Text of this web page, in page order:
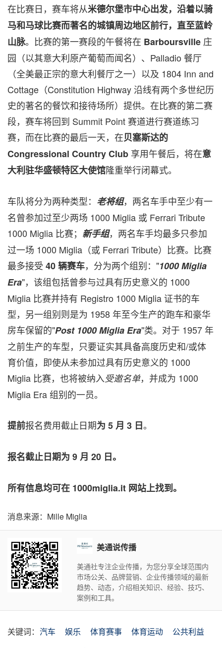
在比赛日，赛车将从米德尔堡市中心出发，沿着以骑
马和马球比赛而著名的城镇周边地区前行，直至蓝岭
山脉。比赛的第一赛段的午餐将在 Barboursville 庄
园（以其意大利原产葡萄而闻名）、Palladio 餐厅
（全美最正宗的意大利餐厅之一）以及 1804 Inn and
Cottage（Constitution Highway 沿线有两个多世纪历
史的著名的餐饮和接待场所）提供。在比赛的第二赛
段，赛车将回到 Summit Point 赛道进行赛道练习
赛，而在比赛的最后一天，在贝塞斯达的
Congressional Country Club 享用午餐后，将在意
大利驻华盛顿特区大使馆隆重举行闭幕式。
车队将分为两种类型： 老将组，两名车手中至少有一
名曾参加过至少两场 1000 Miglia 或 Ferrari Tribute
1000 Miglia 比赛； 新手组，两名车手均最多只参加
过一场 1000 Miglia（或 Ferrari Tribute）比赛。比赛
最多接受 40辆赛车，分为两个组别："1000 Miglia
Era"，该组包括曾参与过具有历史意义的 1000
Miglia 比赛并持有 Registro 1000 Miglia 证书的车
型，另一组别则是为 1958 年至今生产的跑车和豪华
房车保留的"Post 1000 Miglia Era"类。对于 1957 年
之前生产的车型，只要证实其具备高度历史和/或体
育价值，即使从未参加过具有历史意义的 1000
Miglia 比赛，也将被纳入受邀名单，并成为 1000
Miglia Era 组别的一员。
提前报名费用截止日期为 5月 3 日。
报名截止日期为 9月 20 日。
所有信息均可在 1000miglia.it 网站上找到。
消息来源：Mille Miglia
美通说传播
美通社专注企业传播，为您分享全球范围内
市场公关、品牌营销、企业传播领域的最新
趋势、动态，介绍相关知识、经验、技巧、
案例和工具。
关键词： 汽车 娱乐 体育赛事 体育运动
公共利益